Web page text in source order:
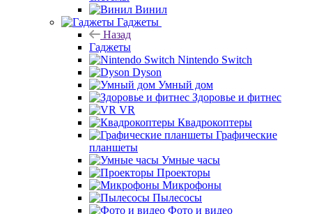
Винил
Гаджеты
Назад
Гаджеты
Nintendo Switch
Dyson
Умный дом
Здоровье и фитнес
VR
Квадрокоптеры
Графические
планшеты
Умные часы
Проекторы
Микрофоны
Пылесосы
Фото и видео